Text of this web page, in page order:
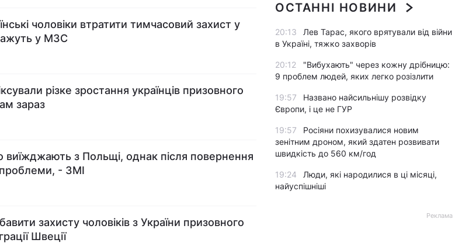
чоловіки втратити тимчасовий захист у
у МЗС
різке зростання українців призовного
зараз
виїжджають з Польщі, однак після повернення
- ЗМІ
захисту чоловіків з України призовного
Швеції
ОСТАННІ НОВИНИ
20:13
Лев Тарас, якого врятували від війни
в Україні, тяжко захворів
20:12
"Вибухають" через кожну дрібницю:
9 проблем людей, яких легко розізлити
19:57
Названо найсильнішу розвідку
Європи, і це не ГУР
19:57
Росіяни похизувалися новим
зенітним дроном, який здатен розвивати
швидкість до 560 км/год
19:24
Люди, які народилися в ці місяці,
найуспішніші
Реклама